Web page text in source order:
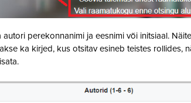
perekonnanimi ja eesnimi või initsiaal.
ka kirjed, kus otsitav esineb teistes rollides,